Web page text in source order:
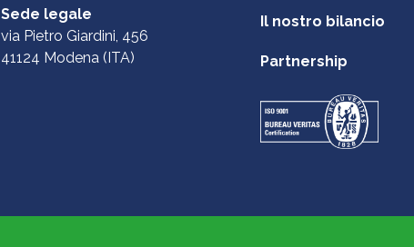
Sede legale
via Pietro Giardini, 456
41124 Modena (ITA)
Il nostro bilancio
Partnership